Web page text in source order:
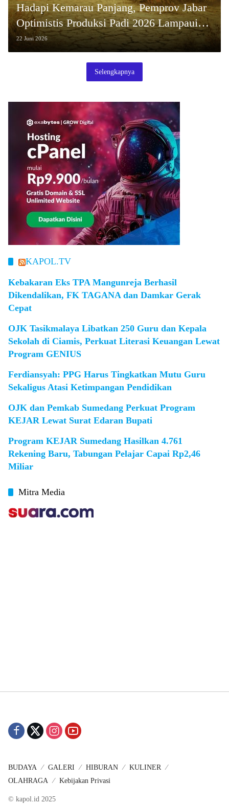
Hadapi Kemarau Panjang, Pemprov Jabar
Optimistis Produksi Padi 2026 Lampaui
Target Tahun Lalu
22 Juni 2026
Selengkapnya
KAPOL.TV
Kebakaran Eks TPA Mangunreja Berhasil
Dikendalikan, FK TAGANA dan Damkar Gerak
Cepat
OJK Tasikmalaya Libatkan 250 Guru dan Kepala
Sekolah di Ciamis, Perkuat Literasi Keuangan Lewat
Program GENIUS
Ferdiansyah: PPG Harus Tingkatkan Mutu Guru
Sekaligus Atasi Ketimpangan Pendidikan
OJK dan Pemkab Sumedang Perkuat Program
KEJAR Lewat Surat Edaran Bupati
Program KEJAR Sumedang Hasilkan 4.761
Rekening Baru, Tabungan Pelajar Capai Rp2,46
Miliar
Mitra Media
BUDAYA GALERI HIBURAN
KULINER
OLAHRAGA
Kebijakan Privasi
© kapol.id 2025